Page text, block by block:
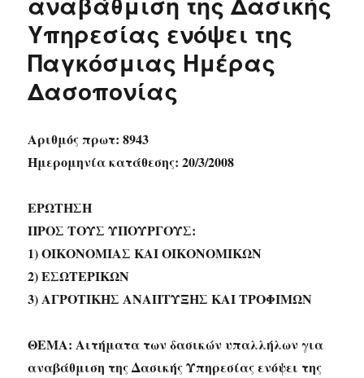
Υπηρεσίας ενόψει της
Παγκόσμιας Ημέρας
Δασοπονίας
Αριθμός πρωτ: 8943
Ημερομηνία κατάθεσης: 20/3/2008
ΕΡΩΤΗΣΗ
ΠΡΟΣ ΤΟΥΣ ΥΠΟΥΡΓΟΥΣ:
1) ΟΙΚΟΝΟΜΙΑΣ ΚΑΙ ΟΙΚΟΝΟΜΙΚΩΝ
2) ΕΣΩΤΕΡΙΚΩΝ
3) ΑΓΡΟΤΙΚΗΣ ΑΝΑΠΤΥΞΗΣ ΚΑΙ ΤΡΟΦΙΜΩΝ
ΘΕΜΑ: Αιτήματα των δασικών υπαλλήλων για
αναβάθμιση της Δασικής Υπηρεσίας ενόψει της